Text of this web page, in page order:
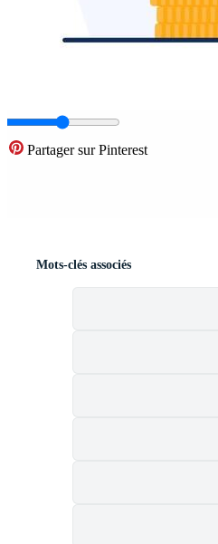
Partager sur Pinterest
Mots-clés associés